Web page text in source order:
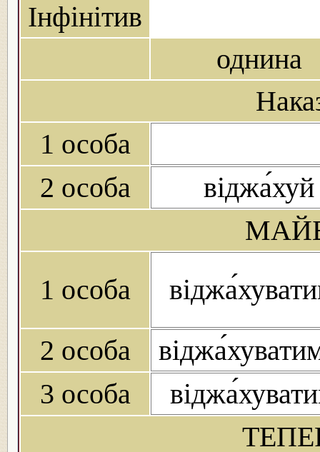
Інфінітив
однина
1 особа
2 особа
віджа́хуй
1 особа
2 особа
3 особа